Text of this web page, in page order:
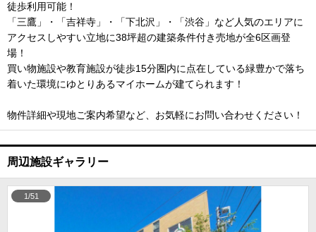
徒歩利用可能！
「三鷹」・「吉祥寺」・「下北沢」・「渋谷」など人気のエリアに
アクセスしやすい立地に38坪超の建築条件付き売地が全6区画登
場！
買い物施設や教育施設が徒歩15分圏内に点在している緑豊かで落ち
着いた環境にゆとりあるマイホームが建てられます！
物件詳細や現地ご案内希望など、お気軽にお問い合わせください！
周辺施設ギャラリー
1/51